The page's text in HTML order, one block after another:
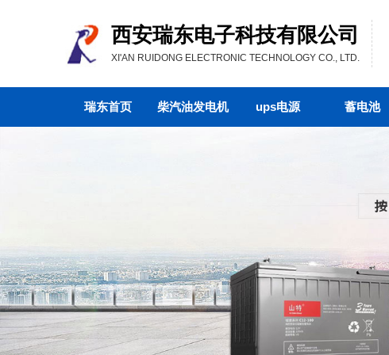
西安瑞东电子科技有限公司
XI'AN RUIDONG ELECTRONIC TECHNOLOGY CO., LTD.
瑞东首页 柴汽油发电机 ups电源 蓄电池